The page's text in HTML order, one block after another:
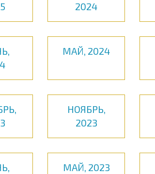
2024
МАЙ, 2024
НОЯБРЬ,
2023
МАЙ, 2023